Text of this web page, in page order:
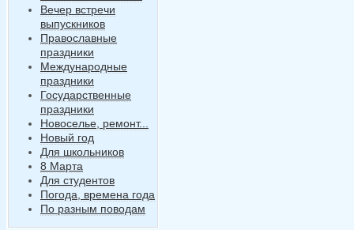
Вечер встречи
выпускников
Православные
праздники
Международные
праздники
Государственные
праздники
Новоселье, ремонт...
Новый год
Для школьников
8 Марта
Для студентов
Погода, времена года
По разным поводам